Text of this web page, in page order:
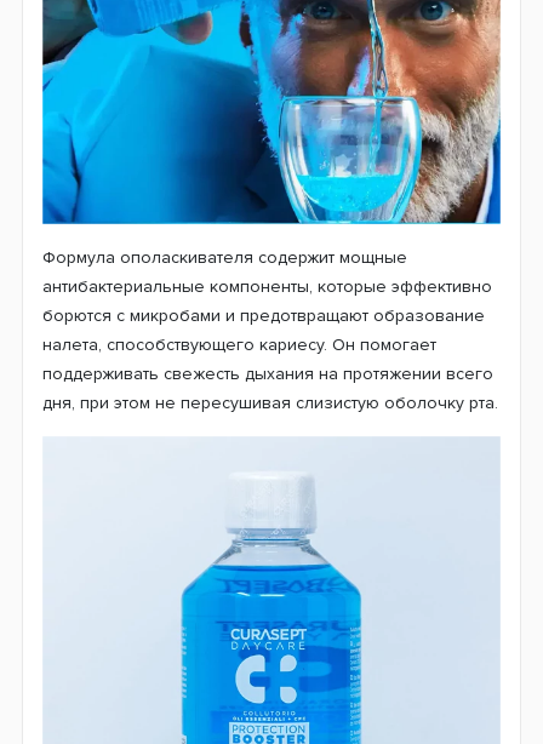
Формула ополаскивателя содержит мощные
антибактериальные компоненты, которые эффективно
борются с микробами и предотвращают образование
налета, способствующего кариесу. Он помогает
поддерживать свежесть дыхания на протяжении всего
дня, при этом не пересушивая слизистую оболочку рта.